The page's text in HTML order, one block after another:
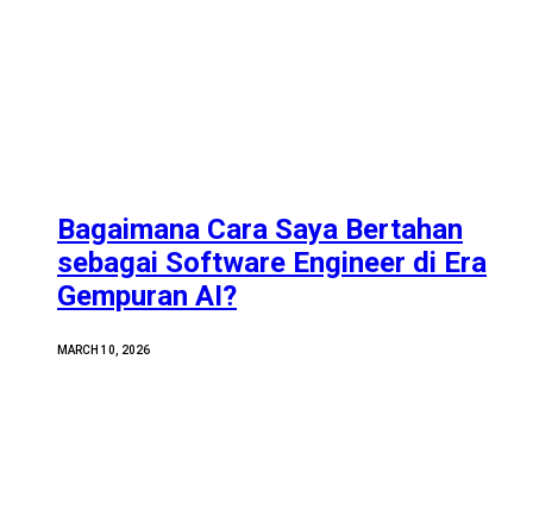
Bagaimana Cara Saya Bertahan
sebagai Software Engineer di Era
Gempuran AI?
MARCH 10, 2026